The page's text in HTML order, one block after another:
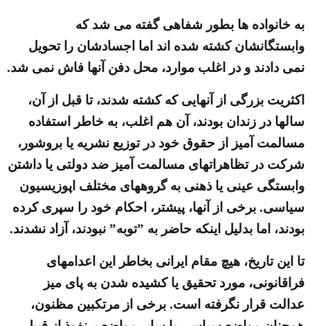
به خانواده ها بطور شفاهی گفته می شد که
وابستگانشان کشته شده اند اما اجسادشان را تحویل
نمی دادند و در اغلب موارد، محل دفن آنها فاش نمی شد.
اکثریت بزرگی از آنهایی که کشته شدند، تا قبل از آن،
سالها در زندان بودند، آن هم اغلب، به خاطر استفاده
مسالمت آمیز از حقوق خود در توزیع نشریه یا بروشور،
شرکت در تظاهراتهای مسالمت آمیز ضد دولتی یا داشتن
وابستگی عینی یا ذهنی به گروههای مختلف اپوزیسیون
سیاسی. برخی از آنها، پیشتر، احکام خود را سپری کرده
بودند، اما بدلیل اینکه حاضر به ”توبه” نبودند، آزاد نشدند.
تا این تاریخ، هیچ مقام ایرانی بخاطر این اعدامهای
فراقانونی، مورد تحقیق یا کشیده شدن به پای میز
عدالت قرار نگرفته است. برخی از مرتکبین مظنون،